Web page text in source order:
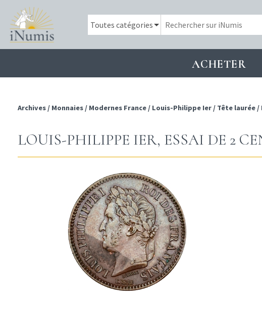
ACHETER
Archives / Monnaies / Modernes France / Louis-Philippe Ier / Tête laurée /
LOUIS-PHILIPPE IER, ESSAI DE 2